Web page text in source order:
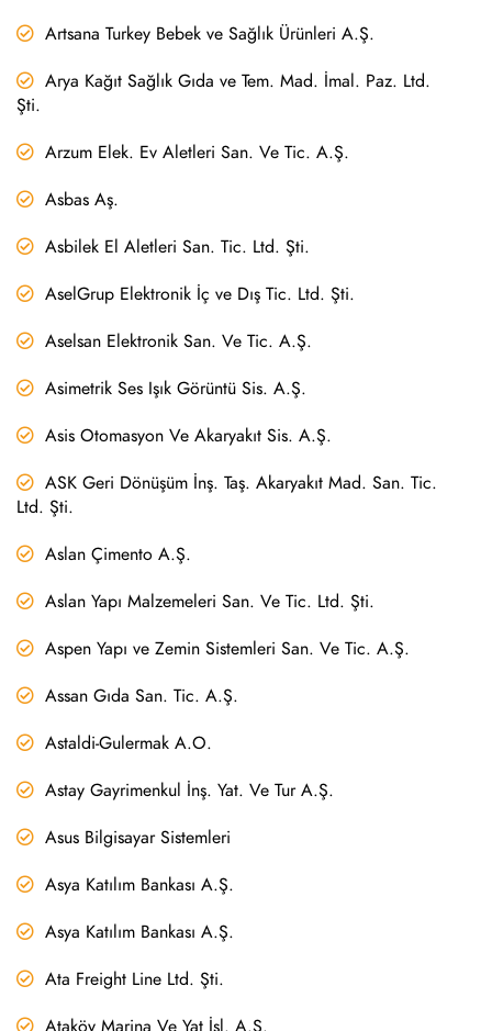
Artsana Turkey Bebek ve Sağlık Ürünleri A.Ş.
Arya Kağıt Sağlık Gıda ve Tem. Mad. İmal. Paz. Ltd.
Şti.
Arzum Elek. Ev Aletleri San. Ve Tic. A.Ş.
Asbas Aş.
Asbilek El Aletleri San. Tic. Ltd. Şti.
AselGrup Elektronik İç ve Dış Tic. Ltd. Şti.
Aselsan Elektronik San. Ve Tic. A.Ş.
Asimetrik Ses Işık Görüntü Sis. A.Ş.
Asis Otomasyon Ve Akaryakıt Sis. A.Ş.
ASK Geri Dönüşüm İnş. Taş. Akaryakıt Mad. San. Tic.
Ltd. Şti.
Aslan Çimento A.Ş.
Aslan Yapı Malzemeleri San. Ve Tic. Ltd. Şti.
Aspen Yapı ve Zemin Sistemleri San. Ve Tic. A.Ş.
Assan Gıda San. Tic. A.Ş.
Astaldi-Gulermak A.O.
Astay Gayrimenkul İnş. Yat. Ve Tur A.Ş.
Asus Bilgisayar Sistemleri
Asya Katılım Bankası A.Ş.
Asya Katılım Bankası A.Ş.
Ata Freight Line Ltd. Şti.